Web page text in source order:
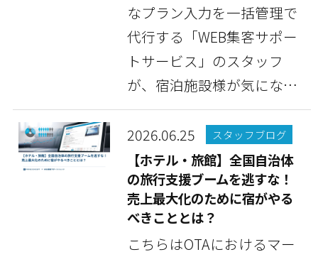
なプラン入力を一括管理で
代行する「WEB集客サポー
トサービス」のスタッフ
が、宿泊施設様が気になっ
ている情報や豆知識な...
2026.06.25
スタッフブログ
【ホテル・旅館】全国自治体
の旅行支援ブームを逃すな！
売上最大化のために宿がやる
べきこととは？
こちらはOTAにおけるマー